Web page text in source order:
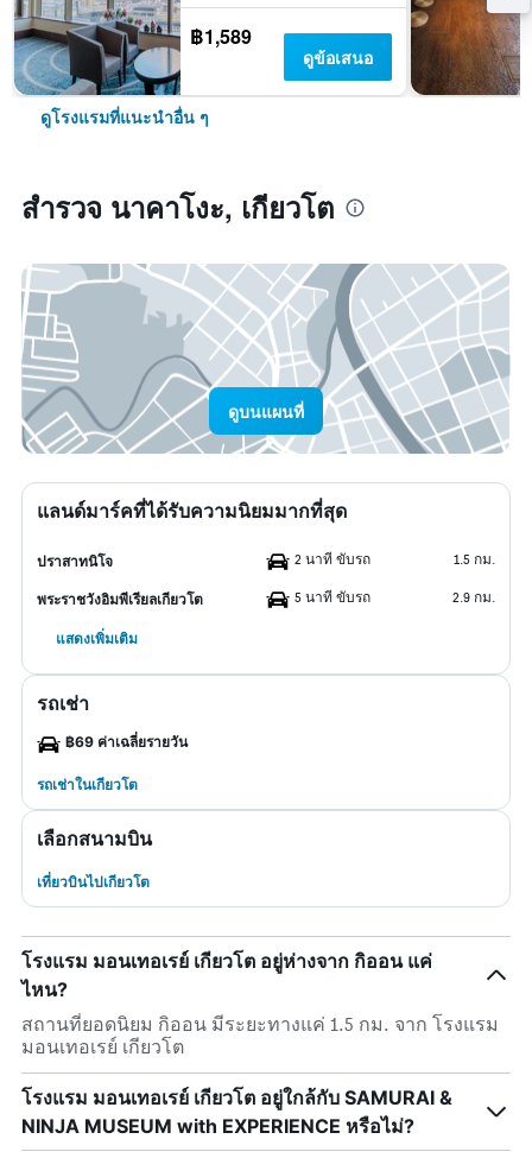
฿1,589
ดูข้อเสนอ
ดูโรงแรมที่แนะนำอื่น ๆ
สำรวจ นาคาโงะ, เกียวโต
ดูบนแผนที่
แลนด์มาร์คที่ได้รับความนิยมมากที่สุด
ปราสาทนิโจ 2 นาที ขับรถ 1.5 กม.
พระราชวังอิมพีเรียลเกียวโต 5 นาที ขับรถ 2.9 กม.
แสดงเพิ่มเติม
รถเช่า
฿69 ค่าเฉลี่ยรายวัน
รถเช่าในเกียวโต
เลือกสนามบิน
เที่ยวบินไปเกียวโต
โรงแรม มอนเทอเรย์ เกียวโต อยู่ห่างจาก กิออน แค่
ไหน?
สถานที่ยอดนิยม กิออน มีระยะทางแค่ 1.5 กม. จาก โรงแรม
มอนเทอเรย์ เกียวโต
โรงแรม มอนเทอเรย์ เกียวโต อยู่ใกล้กับ SAMURAI &
NINJA MUSEUM with EXPERIENCE หรือไม่?